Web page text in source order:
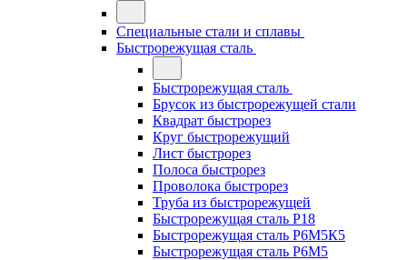
Специальные стали и сплавы
Быстрорежущая сталь
Быстрорежущая сталь
Брусок из быстрорежущей стали
Квадрат быстрорез
Круг быстрорежущий
Лист быстрорез
Полоса быстрорез
Проволока быстрорез
Труба из быстрорежущей
Быстрорежущая сталь Р18
Быстрорежущая сталь Р6М5К5
Быстрорежущая сталь Р6М5